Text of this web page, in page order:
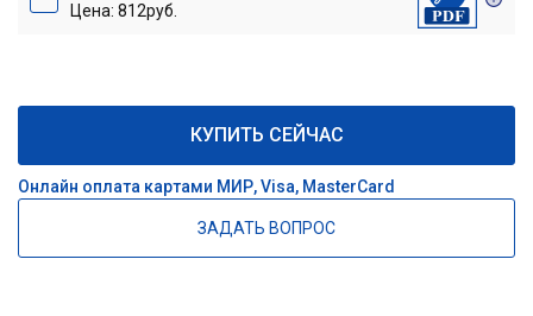
Цена: 812руб.
КУПИТЬ СЕЙЧАС
Онлайн оплата картами МИР, Visa, MasterCard
ЗАДАТЬ ВОПРОС